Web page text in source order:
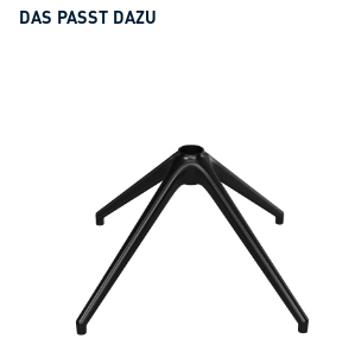
DAS PASST DAZU